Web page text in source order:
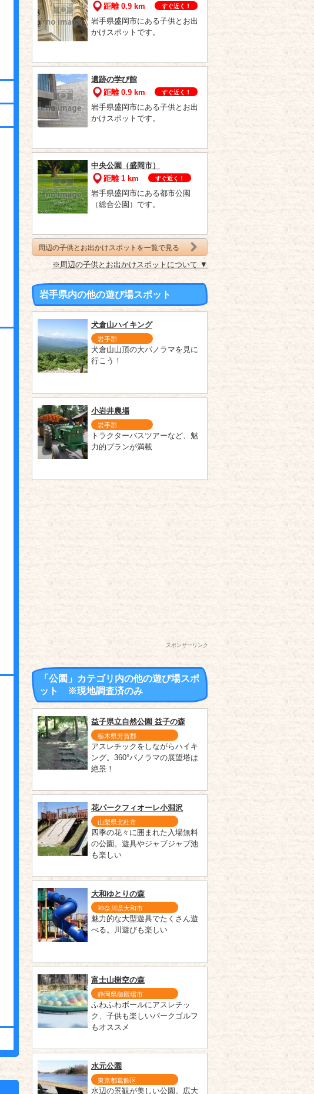
距離 0.9 km
すぐ近く！
岩手県盛岡市にある子供とお出
かけスポットです。
遺跡の学び館
距離 0.9 km
すぐ近く！
岩手県盛岡市にある子供とお出
かけスポットです。
中央公園（盛岡市）
距離 1 km
すぐ近く！
岩手県盛岡市にある都市公園
（総合公園）です。
周辺の子供とお出かけスポットを一覧で見る
※周辺の子供とお出かけスポットについて ▼
岩手県内の他の遊び場スポット
犬倉山ハイキング
岩手郡
犬倉山山頂の大パノラマを見に
行こう！
小岩井農場
岩手郡
トラクターバスツアーなど、魅
力的プランが満載
スポンサーリンク
「公園」カテゴリ内の他の遊び場スポ
ット ※現地調査済のみ
益子県立自然公園 益子の森
栃木県芳賀郡
アスレチックをしながらハイキ
ング。360°パノラマの展望塔は
絶景！
花パークフィオーレ小淵沢
山梨県北杜市
四季の花々に囲まれた入場無料
の公園。遊具やジャブジャブ池
も楽しい
大和ゆとりの森
神奈川県大和市
魅力的な大型遊具でたくさん遊
べる。川遊びも楽しい
富士山樹空の森
静岡県御殿場市
ふわふわボールにアスレチッ
ク、子供も楽しいパークゴルフ
もオススメ
水元公園
東京都葛飾区
水辺の景観が美しい公園。広大